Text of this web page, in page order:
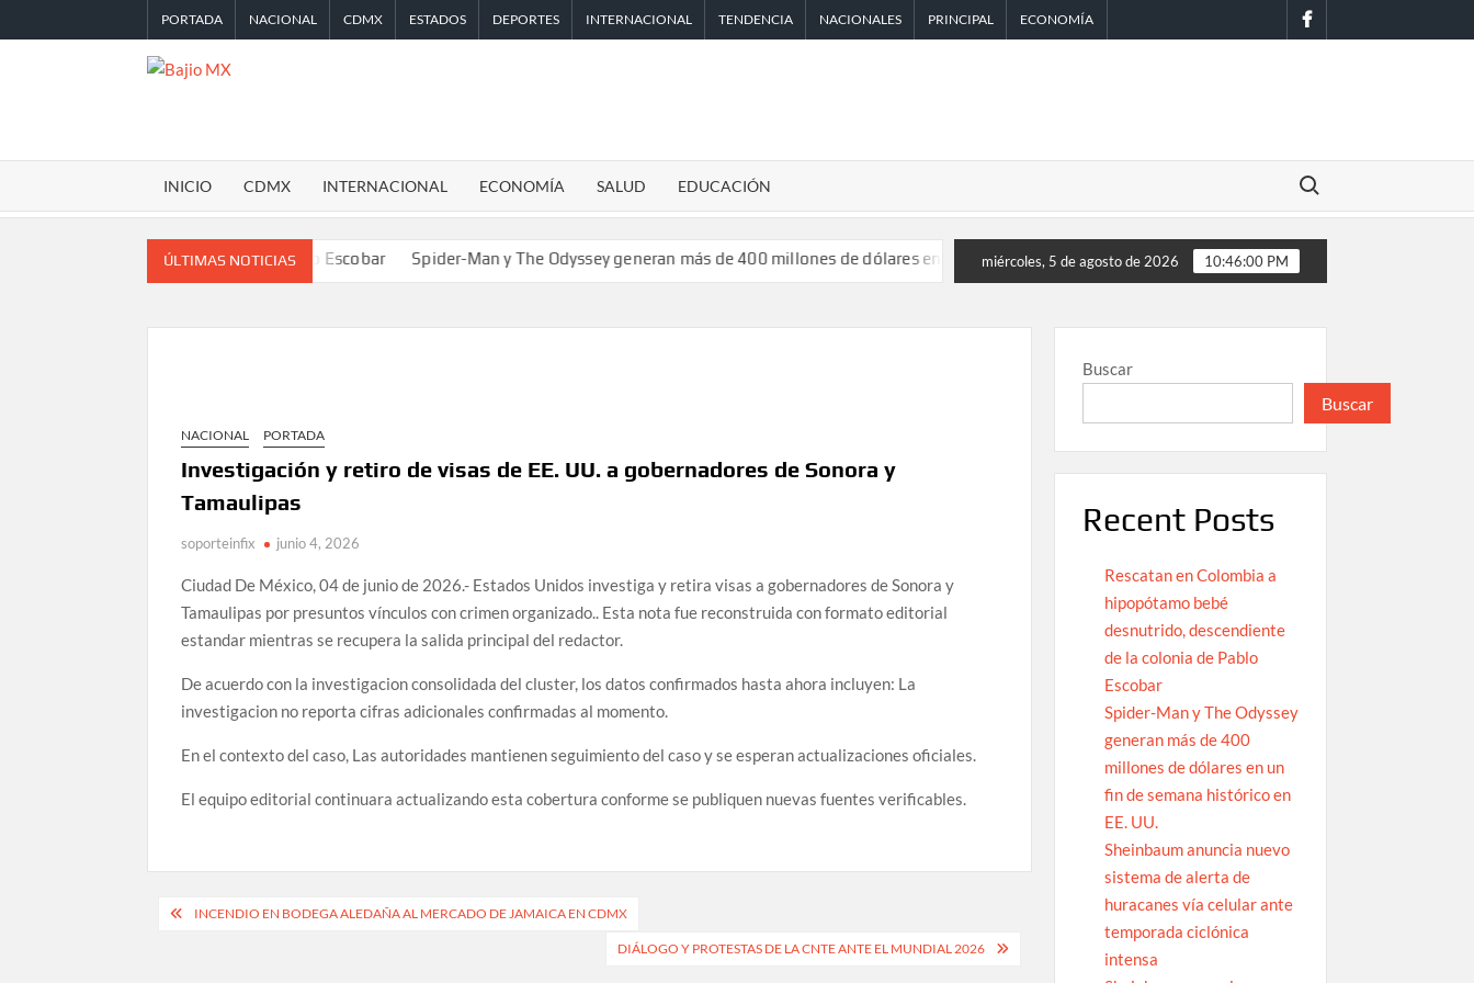
al
PORTADA NACIONAL CDMX ESTADOS DEPORTES INTERNACIONAL TENDENCIA NACIONALES PRINCIPAL ECONOMÍA facebook
MX
INICIO CDMX INTERNACIONAL ECONOMÍA SALUD EDUCACIÓN
Buscar:
ÚLTIMAS NOTICIAS
de la colonia de Pablo Escobar Spider-Man y The Odyssey generan más de 400 millones de dólares en un fin de semana histórico en EE. UU. Sheinbaum anuncia nuevo sistema de
miércoles, 5 de agosto de 2026 10:46:01 PM
NACIONAL PORTADA
Investigación y retiro de visas de EE. UU. a gobernadores de Sonora y
Tamaulipas
soporteinfix junio 4, 2026
Ciudad De México, 04 de junio de 2026.- Estados Unidos investiga y retira visas a gobernadores de Sonora y
Tamaulipas por presuntos vínculos con crimen organizado.. Esta nota fue reconstruida con formato editorial
estandar mientras se recupera la salida principal del redactor.
De acuerdo con la investigacion consolidada del cluster, los datos confirmados hasta ahora incluyen: La
investigacion no reporta cifras adicionales confirmadas al momento.
En el contexto del caso, Las autoridades mantienen seguimiento del caso y se esperan actualizaciones oficiales.
El equipo editorial continuara actualizando esta cobertura conforme se publiquen nuevas fuentes verificables.
Navegación
INCENDIO EN BODEGA ALEDAÑA AL MERCADO DE JAMAICA EN CDMX
DIÁLOGO Y PROTESTAS DE LA CNTE ANTE EL MUNDIAL 2026
Buscar
Buscar
Recent Posts
Rescatan en Colombia a
hipopótamo bebé
desnutrido, descendiente
de la colonia de Pablo
Escobar
Spider-Man y The Odyssey
generan más de 400
millones de dólares en un
fin de semana histórico en
EE. UU.
Sheinbaum anuncia nuevo
sistema de alerta de
huracanes vía celular ante
temporada ciclónica
intensa